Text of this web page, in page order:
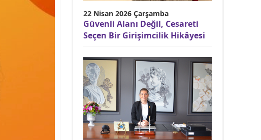
22 Nisan 2026 Çarşamba
Güvenli Alanı Değil, Cesareti
Seçen Bir Girişimcilik Hikâyesi